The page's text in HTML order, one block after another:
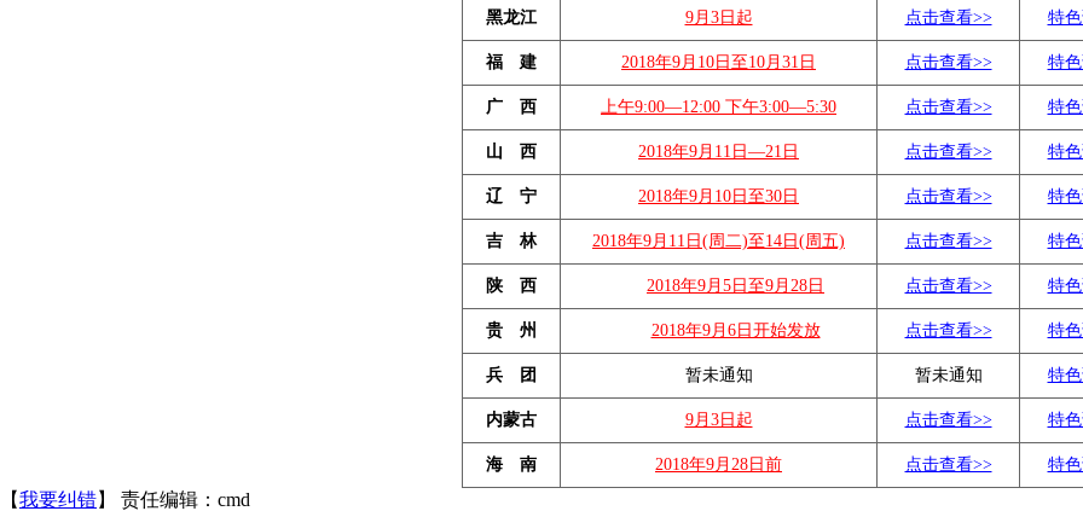
黑龙江 9月3日起 点击查看>> 特
福 建 2018年9月10日至10月31日 点击查看>> 特
广 西 上午9:00—12:00 下午3:00—5:30 点击查看>> 特
山 西 2018年9月11日—21日 点击查看>> 特
辽 宁 2018年9月10日至30日 点击查看>> 特
吉 林 2018年9月11日(周二)至14日(周五) 点击查看>> 特
陕 西 2018年9月5日至9月28日 点击查看>> 特
贵 州 2018年9月6日开始发放 点击查看>> 特
兵 团 暂未通知 暂未通知 特
内蒙古 9月3日起 点击查看>> 特
海 南 2018年9月28日前 点击查看>> 特
【我要纠错】 责任编辑：cmd